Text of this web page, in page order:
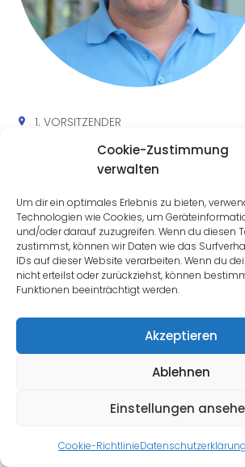
Cookie-Zustimmung
verwalten
Um dir ein optimales Erlebnis zu bieten,
Technologien wie Cookies, um
und/oder darauf zuzugreifen. Wenn du diesen
zustimmst, können wir Daten wie das
IDs auf dieser Website verarbeiten. Wenn du
nicht erteilst oder zurückziehst, können
Funktionen beeinträchtigt werden.
Akzeptieren
Ablehnen
Einstellungen
Cookie-RichtlinieDatenschutzerklärung
1. VORSITZENDER
Impressum |
© 2026 created by